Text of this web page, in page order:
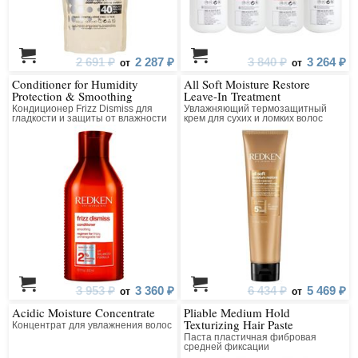
2 691 ₽ от 2 287 ₽ 3 840 ₽ от 3 264 ₽
Conditioner for Humidity
Protection & Smoothing
Кондиционер Frizz Dismiss для
гладкости и защиты от влажности
3 953 ₽ от 3 360 ₽
All Soft Moisture Restore
Leave-In Treatment
Увлажняющий термозащитный
крем для сухих и ломких волос
6 434 ₽ от 5 469 ₽
Acidic Moisture Concentrate
Концентрат для увлажнения волос
Pliable Medium Hold
Texturizing Hair Paste
Паста пластичная фибровая
средней фиксации